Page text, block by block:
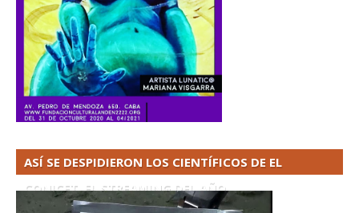
ASÍ SE DESPIDIERON LOS CIENTÍFICOS DE EL
CONICET. EL STREAMING DEL AÑO